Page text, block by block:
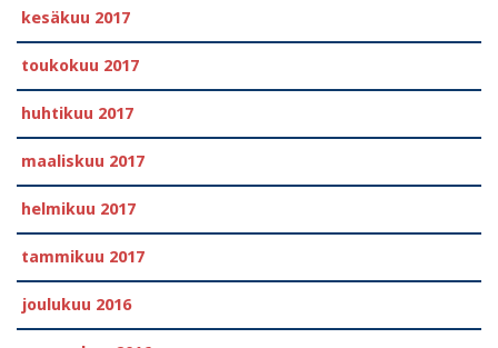
kesäkuu 2017
toukokuu 2017
huhtikuu 2017
maaliskuu 2017
helmikuu 2017
tammikuu 2017
joulukuu 2016